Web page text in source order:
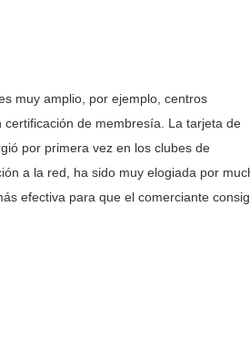
muy amplio, por ejemplo, centros
de membresía. La tarjeta de
por primera vez en los clubes de
a la red, ha sido muy elogiada por
efectiva para que el comerciante